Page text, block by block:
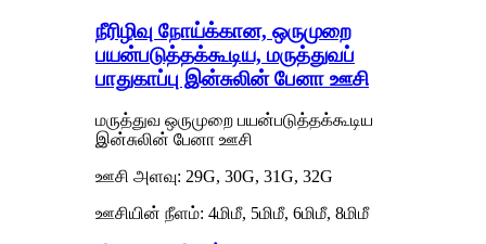
நீரிழிவு நோய்க்கான, ஒருமுறை
பயன்படுத்தக்கூடிய, மருத்துவப்
பாதுகாப்பு இன்சுலின் பேனா ஊசி
மருத்துவ ஒருமுறை பயன்படுத்தக்கூடிய
இன்சுலின் பேனா ஊசி
ஊசி அளவு: 29G, 30G, 31G, 32G
ஊசியின் நீளம்: 4மிமீ, 5மிமீ, 6மிமீ, 8மிமீ